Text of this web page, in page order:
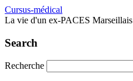
Cursus-médical
La vie d'un ex-PACES Marseillais
Search
Recherche